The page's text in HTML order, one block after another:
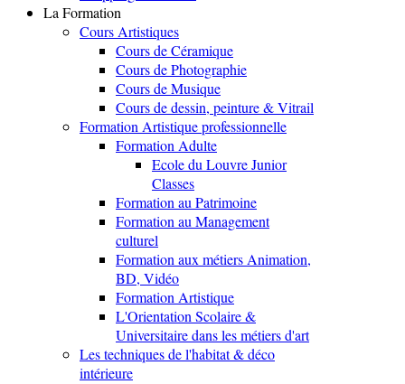
La Formation
Cours Artistiques
Cours de Céramique
Cours de Photographie
Cours de Musique
Cours de dessin, peinture & Vitrail
Formation Artistique professionnelle
Formation Adulte
Ecole du Louvre Junior
Classes
Formation au Patrimoine
Formation au Management
culturel
Formation aux métiers Animation,
BD, Vidéo
Formation Artistique
L'Orientation Scolaire &
Universitaire dans les métiers d'art
Les techniques de l'habitat & déco
intérieure